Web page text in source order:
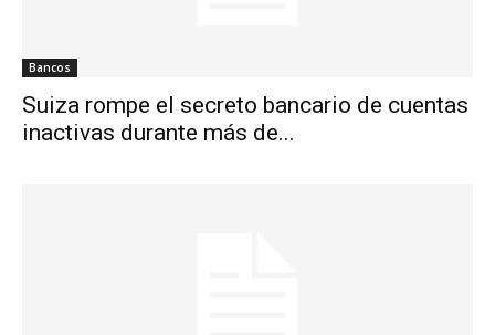
Bancos
Suiza rompe el secreto bancario de cuentas
inactivas durante más de...